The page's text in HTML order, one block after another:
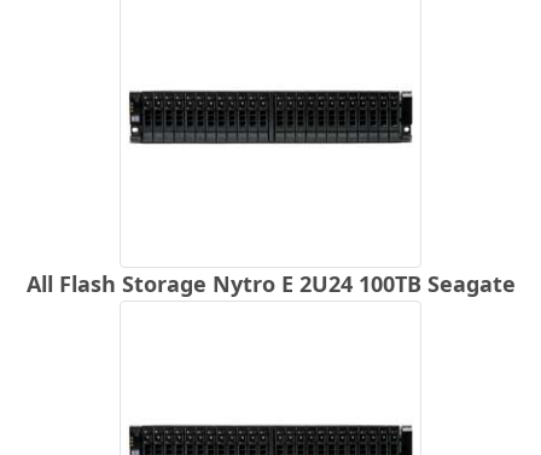
All Flash Storage Nytro E 2U24 100TB Seagate